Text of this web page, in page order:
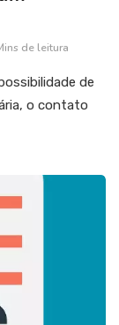
de leitura
de
o contato